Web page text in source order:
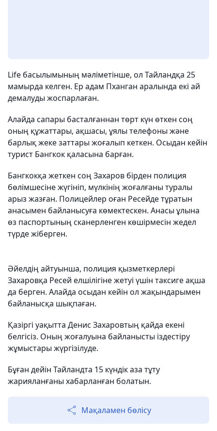
Life басылымының мәліметінше, ол Тайландқа 25
мамырда келген. Ер адам Пханган аралында екі ай
демалуды жоспарлаған.
Алайда сапары басталғаннан төрт күн өткен соң
оның құжаттары, ақшасы, ұялы телефоны және
барлық жеке заттары жоғалып кеткен. Осыдан кейін
турист Бангкок қаласына барған.
Бангкокқа жеткен соң Захаров бірден полиция
бөлімшесіне жүгініп, мүлкінің жоғалғаны туралы
арыз жазған. Полицейлер оған Ресейде тұратын
анасымен байланысуға көмектескен. Анасы ұлына
өз паспортының сканерленген көшірмесін жедел
түрде жіберген.
Әйелдің айтуынша, полиция қызметкерлері
Захаровқа Ресей елшілігіне жетуі үшін таксиге ақша
да берген. Алайда осыдан кейін ол жақындарымен
байланысқа шықпаған.
Қазіргі уақытта Денис Захаровтың қайда екені
белгісіз. Оның жоғалуына байланысты іздестіру
жұмыстары жүргізілуде.
Бұған дейін Тайландта 15 күндік аза тұту
жарияланғаны хабарланған болатын.
Мақаламен бөлісу